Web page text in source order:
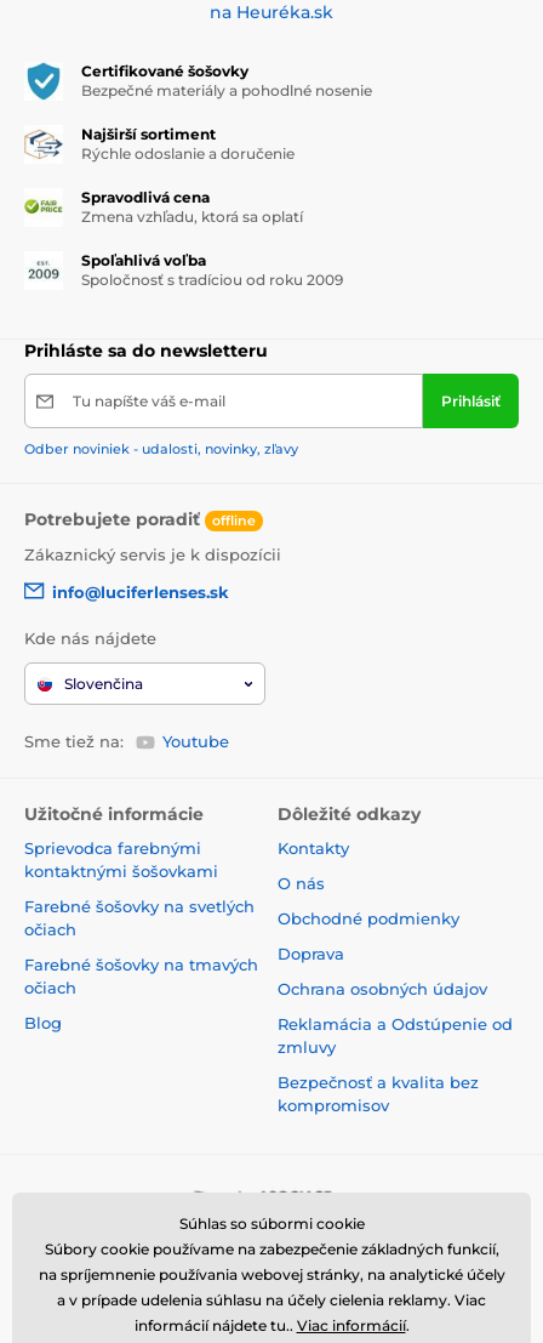
na Heuréka.sk
Certifikované šošovky
Bezpečné materiály a pohodlné nosenie
Najširší sortiment
Rýchle odoslanie a doručenie
Spravodlivá cena
Zmena vzhľadu, ktorá sa oplatí
Spoľahlivá voľba
Spoločnosť s tradíciou od roku 2009
Prihláste sa do newsletteru
Tu napíšte váš e-mail Prihlásiť
Odber noviniek - udalosti, novinky, zľavy
Potrebujete poradiť offline
Zákaznický servis je k dispozícii
info@luciferlenses.sk
Kde nás nájdete
Slovenčina
Sme tiež na: Youtube
Užitočné informácie
Sprievodca farebnými
kontaktnými šošovkami
Farebné šošovky na svetlých
očiach
Farebné šošovky na tmavých
očiach
Blog
Dôležité odkazy
Kontakty
O nás
Obchodné podmienky
Doprava
Ochrana osobných údajov
Reklamácia a Odstúpenie od
zmluvy
Bezpečnosť a kvalita bez
kompromisov
Súhlas so súbormi cookie
Súbory cookie používame na zabezpečenie základných funkcií,
na spríjemnenie používania webovej stránky, na analytické účely
a v prípade udelenia súhlasu na účely cielenia reklamy. Viac
informácií nájdete tu.. Viac informácií.